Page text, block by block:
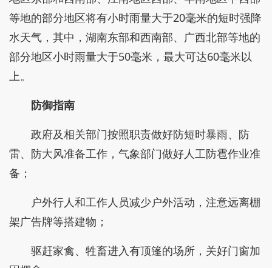
等地的部分地区将有小时雨量大于20毫米的短时强降
水天气，其中，湖南东部和西南部、广西北部等地的
部分地区小时雨量大于50毫米，最大可达60毫米以
上。
防御指南
政府及相关部门按照职责做好防短时暴雨、防
雷、防大风准备工作，气象部门做好人工防雹作业准
备；
户外行人和工作人员减少户外活动，注意远离棚
架广告牌等搭建物；
驱赶家禽、牲畜进入有顶篷的场所，关好门窗加